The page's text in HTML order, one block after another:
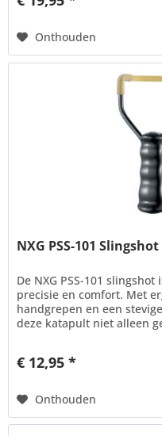
Onthouden
NXG PSS-101 Slingshot
De NXG PSS-101
precisie en comfort. Met
handgrepen en een
deze katapult niet alleen
€ 12,95 *
Onthouden